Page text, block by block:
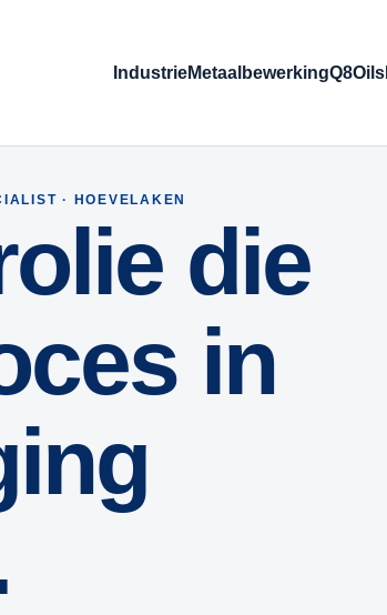
IndustrieMetaalbewerkingQ8Oils
· HOEVELAKEN
die
in